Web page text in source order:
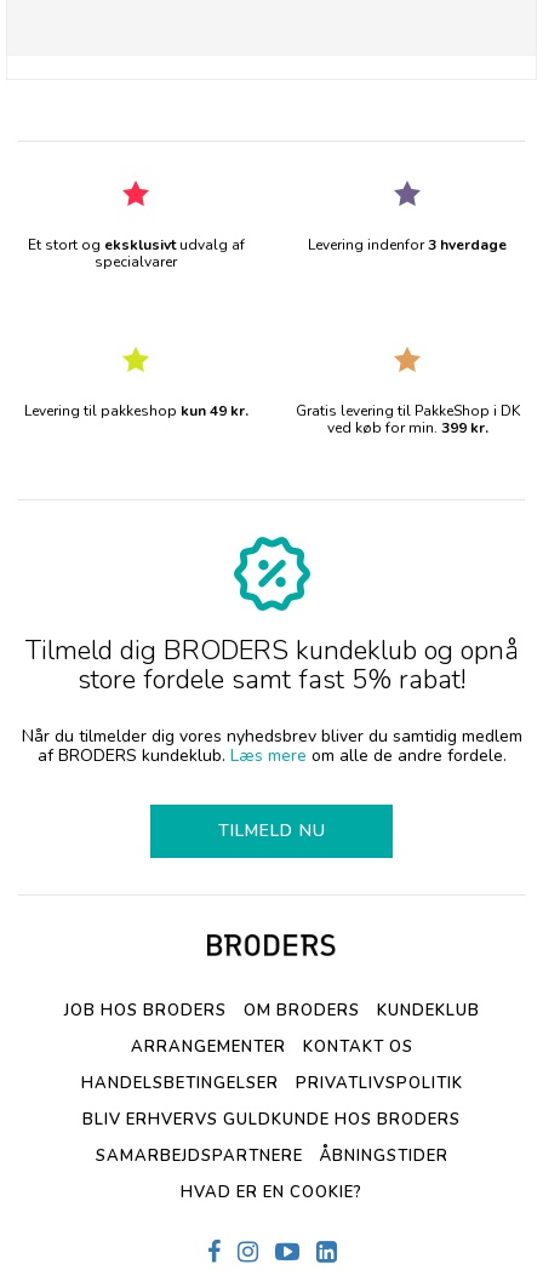
Et stort og eksklusivtudvalg af
specialvarer
Levering indenfor3 hverdage
Levering til pakkeshop kun 49 kr.
Gratis levering til PakkeShop i DK
ved køb for min. 399 kr.
Tilmeld dig BRODERS kundeklub og opnå
store fordele samt fast 5% rabat!
Når du tilmelder dig vores nyhedsbrev bliver du samtidig medlem
af BRODERS kundeklub. Læs mere om alle de andre fordele.
TILMELD NU
JOB HOS BRODERS OM BRODERS
KUNDEKLUB
ARRANGEMENTER
KONTAKT OS
HANDELSBETINGELSER
PRIVATLIVSPOLITIK
BLIV ERHVERVS GULDKUNDE HOS BRODERS
SAMARBEJDSPARTNERE
ÅBNINGSTIDER
HVAD ER EN COOKIE?